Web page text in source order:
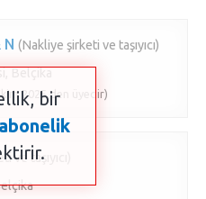
N (Nakliye şirketi ve taşıyıcı)
Belçika
2025 den üyedir)
ve taşıyıcı)
bir